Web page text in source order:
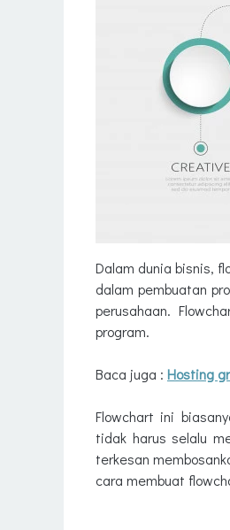
Dalam dunia bisnis,
dalam pembuatan
perusahaan.
program.
Baca juga : Hosting
Flowchart ini
tidak harus selalu
terkesan
cara membuat